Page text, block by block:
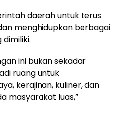
daerah untuk terus
menghidupkan berbagai
ini bukan sekadar
ruang untuk
kerajinan, kuliner, dan
masyarakat luas,”